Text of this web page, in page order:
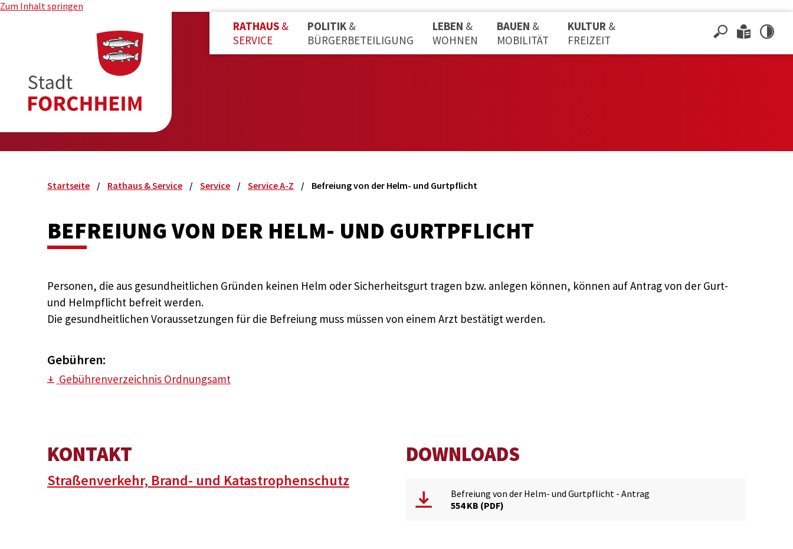
Zum Inhalt springen
RATHAUS &
SERVICE
POLITIK &
BÜRGERBETEILIGUNG
LEBEN &
WOHNEN
BAUEN &
MOBILITÄT
KULTUR &
FREIZEIT
Startseite Rathaus & Service Service Service A-Z Befreiung von der Helm- und Gurtpflicht
BEFREIUNG VON DER HELM- UND GURTPFLICHT
Personen, die aus gesundheitlichen Gründen keinen Helm oder Sicherheitsgurt tragen bzw. anlegen können, können auf Antrag von der Gurt-
und Helmpflicht befreit werden.
Die gesundheitlichen Voraussetzungen für die Befreiung muss müssen von einem Arzt bestätigt werden.
Gebühren:
Gebührenverzeichnis Ordnungsamt
KONTAKT
Straßenverkehr, Brand- und Katastrophenschutz
DOWNLOADS
Befreiung von der Helm- und Gurtpflicht - Antrag
554 KB PDF